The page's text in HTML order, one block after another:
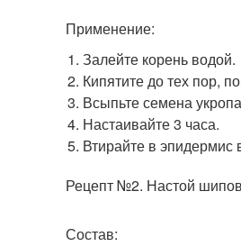
Применение:
Залейте корень водой.
Кипятите до тех пор,
Всыпьте семена
Настаивайте 3 часа.
Втирайте в эпидермис
Рецепт №2. Настой
Состав: